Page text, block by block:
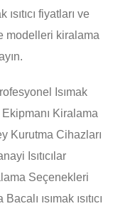
fiyatları ve
modelleri kiralama
Isımak
Kiralama
Kurutma Cihazları
Isıtıcılar
Seçenekleri
ısımak ısıtıcı